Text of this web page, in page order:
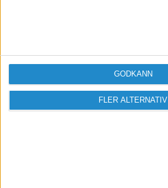
FLER ALTERNATIV
GODKÄNN